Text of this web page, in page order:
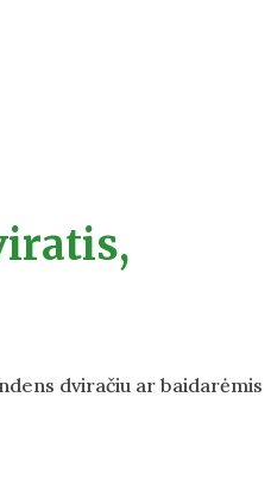
dviračiuar baidarėmis